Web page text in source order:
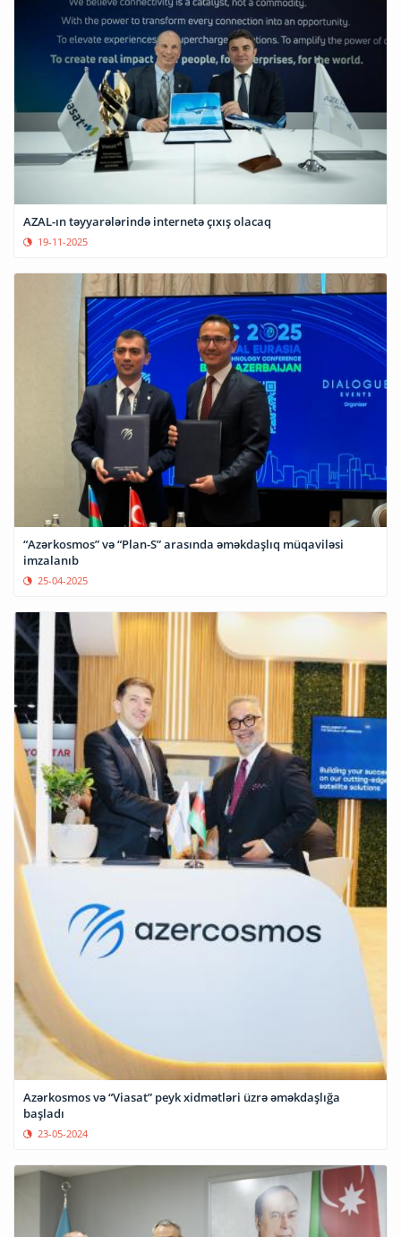
AZAL-ın təyyarələrində internetə çıxış olacaq
19-11-2025
“Azərkosmos” və “Plan-S” arasında əməkdaşlıq müqaviləsi
imzalanıb
25-04-2025
Azərkosmos və “Viasat” peyk xidmətləri üzrə əməkdaşlığa
başladı
23-05-2024